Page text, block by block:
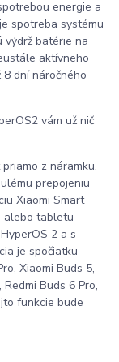
energie a
spotreba systému
výdrž batérie na
aktívneho
dní náročného
vám už nič
z náramku.
prepojeniu
Xiaomi Smart
alebo tabletu
2 a s
je spočiatku
Xiaomi Buds 5,
Buds 6 Pro,
funkcie bude